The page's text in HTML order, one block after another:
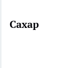
Сахар